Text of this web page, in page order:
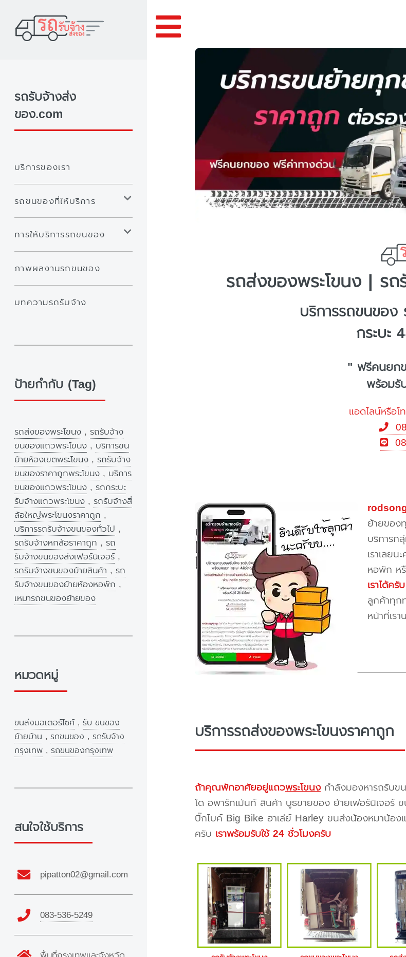
รถส่งของพระโขนง | รถ
บริการรถขนของ
กระบะ
" ฟรีคนยก
พร้อมรั
แอดไลน์หรือ
ย้ายของ
บริการก
เราเลย
หอพัก ห
เราได้ครับ
ลูกค้าทุก
หน้าที่เรา
บริการรถส่งของพระโขนงราคาถูก
ถ้าคุณพักอาศัยอยู่แถวพระโขนงกำลังมองหารถรับข
โด อพาร์ทเม้นท์ สินค้า บูธขายของ ย้ายเฟอร์นิเจอร์
บิ๊กไบค์ Big Bike ฮาเล่ย์ Harley ขนส่งน้องหมาน้องแ
ครับ เราพร้อมรับใช้ 24 ชั่วโมงครับ
รถรับจ้างส่ง
ของ.com
บริการของเรา
รถขนของที่ให้บริการ
การให้บริการรถขนของ
ภาพผลงานรถขนของ
บทความรถรับจ้าง
ป้ายกำกับ (Tag)
รถส่งของพระโขนง , รถรับจ้าง
ขนของแถวพระโขนง , บริการขน
ย้ายห้องเขตพระโขนง , รถรับจ้าง
ขนของราคาถูกพระโขนง , บริการ
ขนของแถวพระโขนง , รถกระบะ
รับจ้างแถวพระโขนง , รถรับจ้างสี่
ล้อใหญ่พระโขนงราคาถูก ,
บริการรถรับจ้างขนของทั่วไป ,
รถรับจ้างหกล้อราคาถูก , รถ
รับจ้างขนของส่งเฟอร์นิเจอร์ ,
รถรับจ้างขนของย้ายสินค้า , รถ
รับจ้างขนของย้ายห้องหอพัก ,
เหมารถขนของย้ายของ
หมวดหมู่
ขนส่งมอเตอร์ไซค์ , รับ ขนของ
ย้ายบ้าน , รถขนของ , รถรับจ้าง
กรุงเทพ , รถขนของกรุงเทพ
สนใจใช้บริการ
pipatton02@gmail.com
083-536-5249